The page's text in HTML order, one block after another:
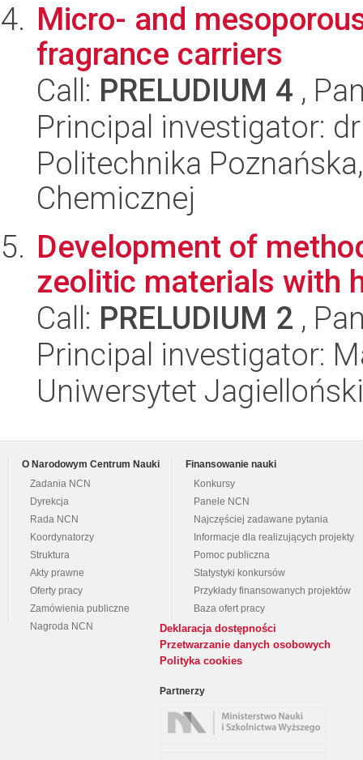
Micro- and
fragrance carriers
Call: PRELUDIUM 4 ,
Principal investigator:
Politechnika
Chemicznej
Development of
zeolitic materials with
Call: PRELUDIUM 2 ,
Principal investigator:
Uniwersytet
O Narodowym Centrum Nauki
Zadania NCN
Dyrekcja
Rada NCN
Koordynatorzy
Struktura
Akty prawne
Oferty pracy
Zamówienia publiczne
Nagroda NCN
Finansowanie nauki
Konkursy
Panele NCN
Najczęściej zadawane pytania
Informacje dla realizujących projekty
Pomoc publiczna
Statystyki konkursów
Przykłady finansowanych projektów
Baza ofert pracy
Deklaracja dostępności
Przetwarzanie danych osobowych
Polityka cookies
Partnerzy